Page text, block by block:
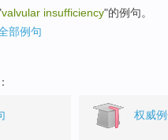
valvular insufficiency"的例句。
部例句
权威